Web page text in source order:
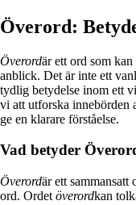
Överord:
Överordär ett ord som
anblick. Det är inte ett
tydlig betydelse inom ett
vi att utforska innebörden
ge en klarare förståelse.
Vad betyder
Överordär ett sammansatt
ord. Ordet överordkan